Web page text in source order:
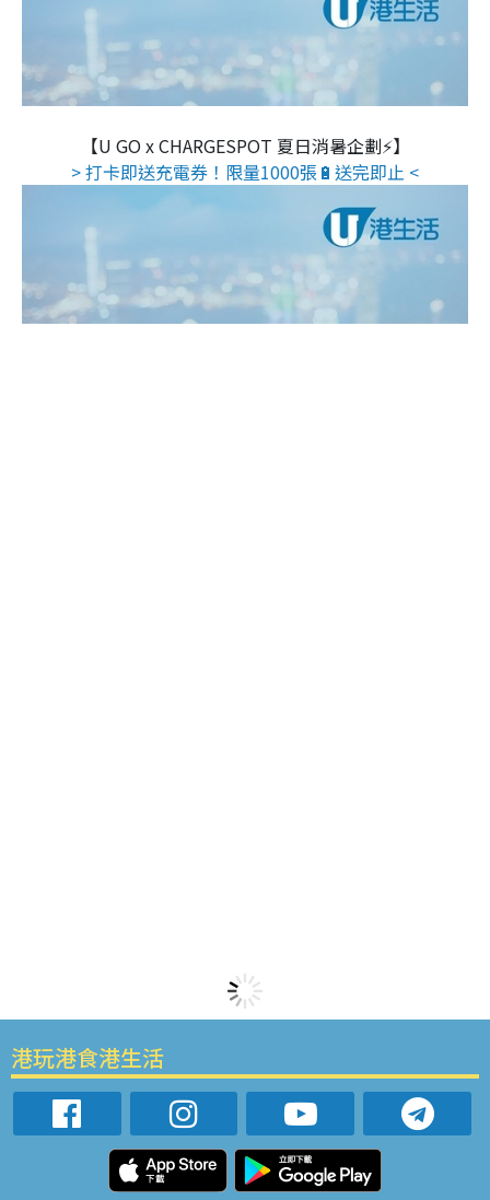
【U GO x CHARGESPOT 夏日消暑企劃⚡】
> 打卡即送充電券！限量1000張🔋送完即止 <
港玩港食港生活